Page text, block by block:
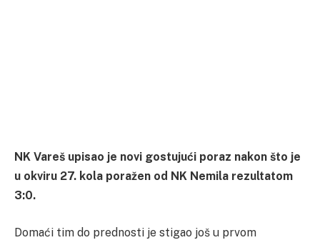
NK Vareš upisao je novi gostujući poraz nakon što je
u okviru 27. kola poražen od NK Nemila rezultatom
3:0.
Domaći tim do prednosti je stigao još u prvom